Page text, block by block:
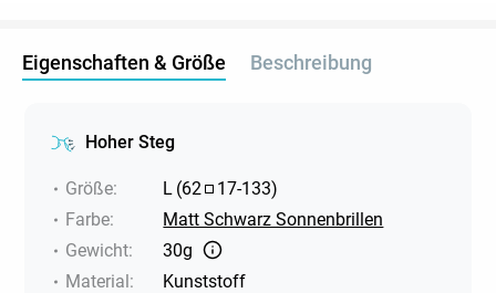
Eigenschaften & Größe Beschreibung
Hoher Steg
Größe: L (62 17-133)
Farbe:
Matt Schwarz Sonnenbrillen
Gewicht:
30g
Material:
Kunststoff